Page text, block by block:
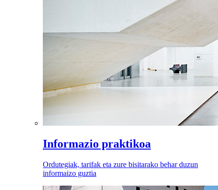
Informazio praktikoa
Ordutegiak, tarifak eta zure bisitarako behar duzun
informaizo guztia